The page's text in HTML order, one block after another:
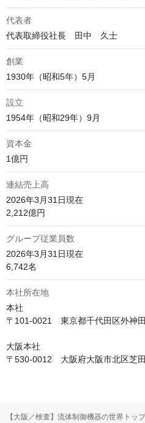
代表者
代表取締役社長　田中　久士
創業
1930年（昭和5年）5月
設立
1954年（昭和29年）9月
資本金
1億円
連結売上高
2026年3月31日現在
2,212億円
グループ従業員数
2026年3月31日現在
6,742名
本社所在地
本社
〒101-0021　東京都千代田区外神
大阪本社
〒530-0012　大阪府大阪市北区芝
【大阪／検査】流体制御機器の世界トッ